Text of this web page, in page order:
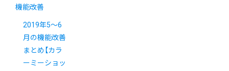
機能改善
2019年5～6
月の機能改善
まとめ【カラ
ーミーショッ